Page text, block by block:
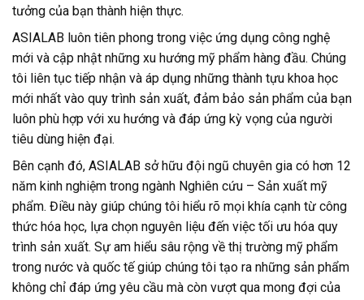
tưởng của bạn thành hiện thực.
ASIALAB luôn tiên phong trong việc ứng dụng công nghệ
mới và cập nhật những xu hướng mỹ phẩm hàng đầu. Chúng
tôi liên tục tiếp nhận và áp dụng những thành tựu khoa học
mới nhất vào quy trình sản xuất, đảm bảo sản phẩm của bạn
luôn phù hợp với xu hướng và đáp ứng kỳ vọng của người
tiêu dùng hiện đại.
Bên cạnh đó, ASIALAB sở hữu đội ngũ chuyên gia có hơn 12
năm kinh nghiệm trong ngành Nghiên cứu – Sản xuất mỹ
phẩm. Điều này giúp chúng tôi hiểu rõ mọi khía cạnh từ công
thức hóa học, lựa chọn nguyên liệu đến việc tối ưu hóa quy
trình sản xuất. Sự am hiểu sâu rộng về thị trường mỹ phẩm
trong nước và quốc tế giúp chúng tôi tạo ra những sản phẩm
không chỉ đáp ứng yêu cầu mà còn vượt qua mong đợi của